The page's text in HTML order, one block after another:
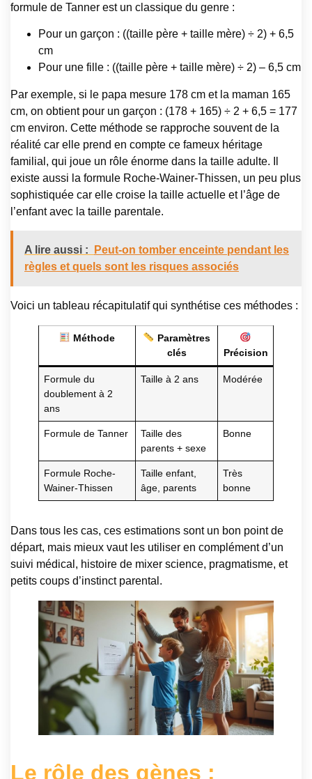
formule de Tanner est un classique du genre :
Pour un garçon : ((taille père + taille mère) ÷ 2) + 6,5
cm
Pour une fille : ((taille père + taille mère) ÷ 2) – 6,5 cm
Par exemple, si le papa mesure 178 cm et la maman 165
cm, on obtient pour un garçon : (178 + 165) ÷ 2 + 6,5 = 177
cm environ. Cette méthode se rapproche souvent de la
réalité car elle prend en compte ce fameux héritage
familial, qui joue un rôle énorme dans la taille adulte. Il
existe aussi la formule Roche-Wainer-Thissen, un peu plus
sophistiquée car elle croise la taille actuelle et l’âge de
l’enfant avec la taille parentale.
A lire aussi :
Peut-on tomber enceinte pendant les
règles et quels sont les risques associés
Voici un tableau récapitulatif qui synthétise ces méthodes :
Méthode
Paramètres
clés
Précision
Formule du
doublement à 2
ans
Taille à 2 ans Modérée
Formule de Tanner
Taille des
parents + sexe
Bonne
Formule Roche-
Wainer-Thissen
Taille enfant,
âge, parents
Très
bonne
Dans tous les cas, ces estimations sont un bon point de
départ, mais mieux vaut les utiliser en complément d’un
suivi médical, histoire de mixer science, pragmatisme, et
petits coups d’instinct parental.
Le rôle des gènes :